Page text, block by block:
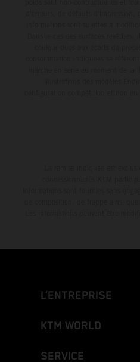
L’ENTREPRISE
KTM WORLD
SERVICE